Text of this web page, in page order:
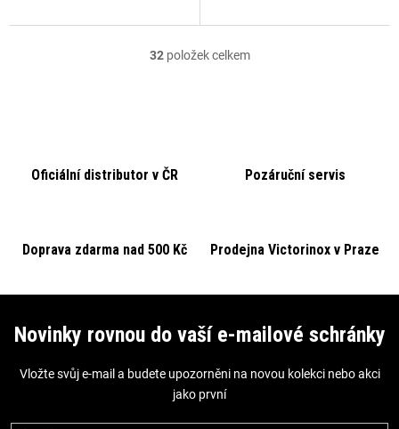
O
v
k
y
v
ý
32položek celkem
Oficiální distributor v ČR Pozáruční servis
Doprava zdarma nad 500 Kč Prodejna Victorinox v Praze
Novinky rovnou do vaší e-mailové schránky
Vložte svůj e-mail a budete upozorněni na novou kolekci nebo akci
jako první